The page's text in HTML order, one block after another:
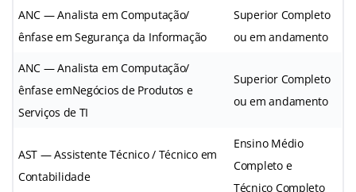
ANC — Analista em Computação/
ênfase em Segurança da Informação
Superior Completo
ou em andamento
ANC — Analista em Computação/
ênfase emNegócios de Produtos e
Serviços de TI
Superior Completo
ou em andamento
AST — Assistente Técnico / Técnico em
Contabilidade
Ensino Médio
Completo e
Técnico Completo